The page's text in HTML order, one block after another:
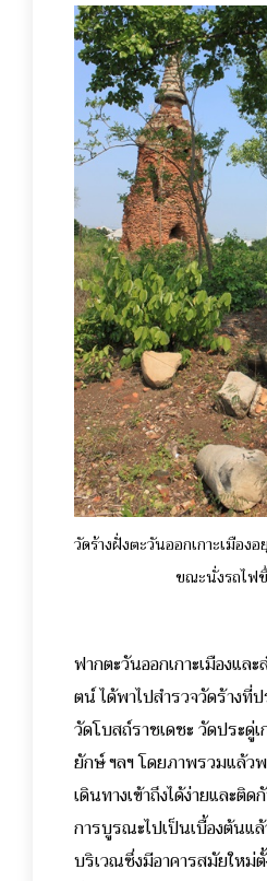
วัดร้างฝั่งตะวันออกเกาะเมือง
ขณะนั่งรถไฟ
ฟากตะวันออกเกาะเมืองแล
ตน์ ได้พาไปสำรวจวัดร้างที่
วัดโบสถ์ราชเดชะ วัดประดู่
ยักษ์ ฯลฯ โดยภาพรวมแล้ว
เดินทางเข้าถึงได้ง่ายและ
การบูรณะไปเป็นเบื้องต้นแ
บริเวณซึ่งมีอาคารสมัยใหม่